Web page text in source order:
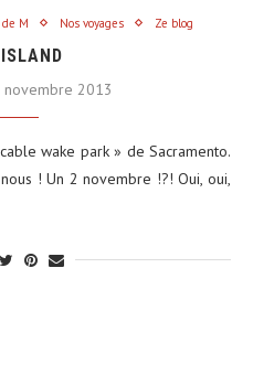
M Nos voyages Ze blog
novembre 2013
wake park » de Sacramento.
! Un 2 novembre !?! Oui, oui,